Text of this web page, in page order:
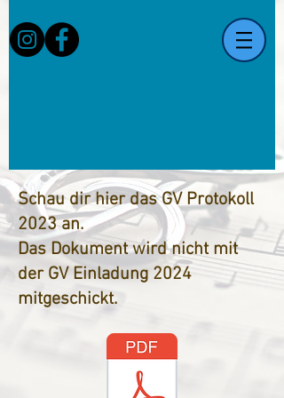
Schau dir hier das GV Protokoll
2023 an.
Das Dokument wird nicht mit
der GV Einladung 2024
mitgeschickt.